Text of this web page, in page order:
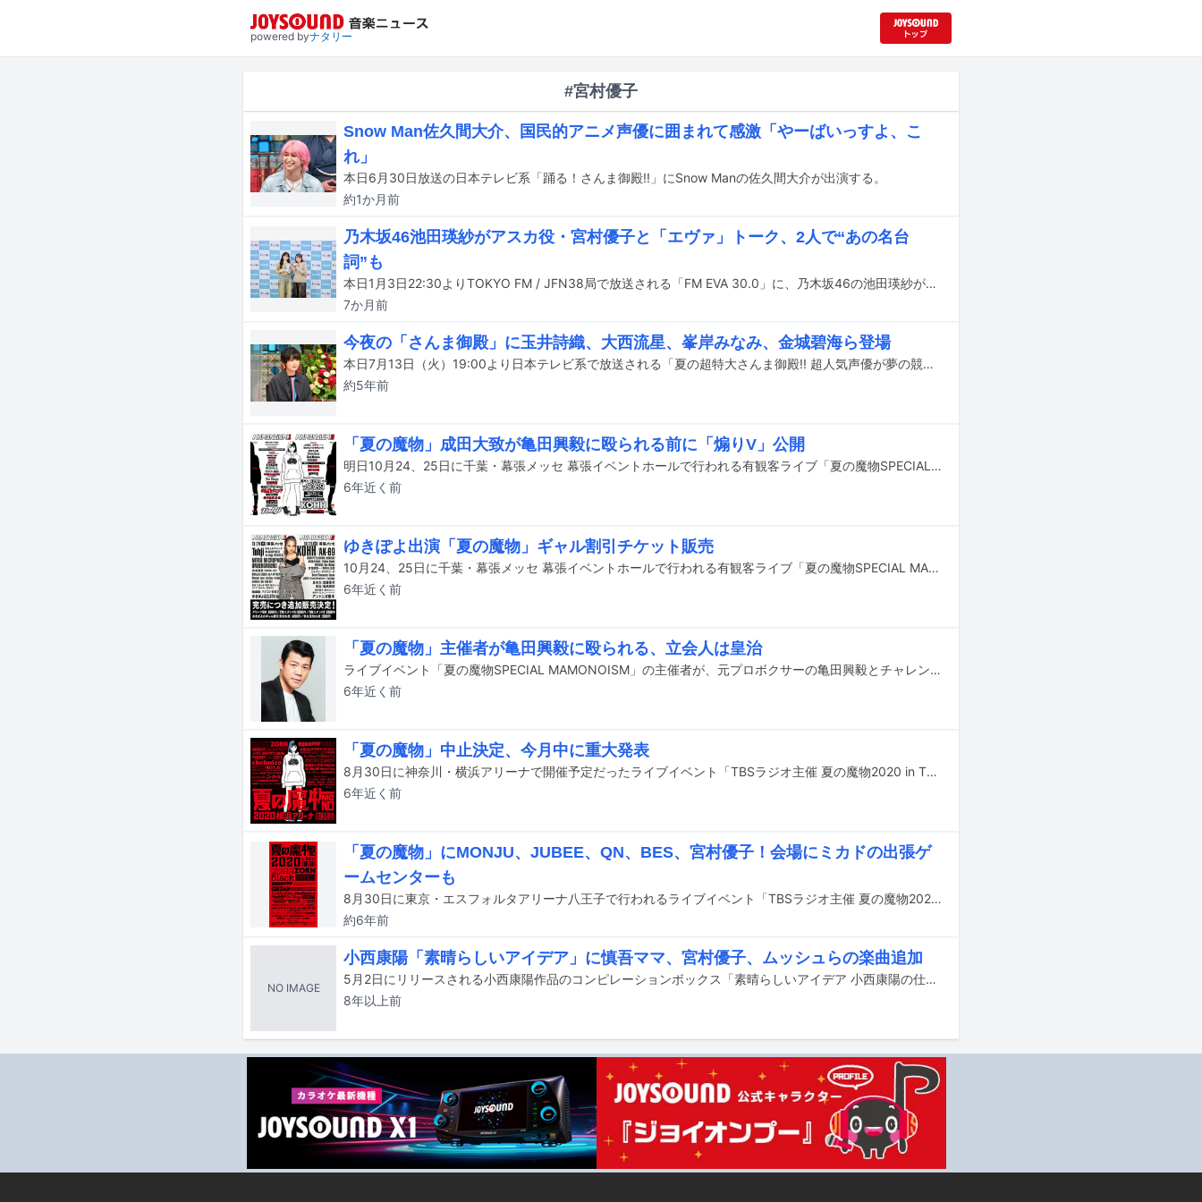
powered byナタリー
#宮村優子
Snow Man佐久間大介、国民的アニメ声優に囲まれて感激「やーばいっすよ、こ
れ」
本日6月30日放送の日本テレビ系「踊る！さんま御殿!!」にSnow Manの佐久間大介が出演する。
約1か月前
乃木坂46池田瑛紗がアスカ役・宮村優子と「エヴァ」トーク、2人で“あの名台
詞”も
本日1月3日22:30よりTOKYO FM / JFN38局で放送される「FM EVA 30.0」に、乃木坂46の池田瑛紗が出演する。
7か月前
今夜の「さんま御殿」に玉井詩織、大西流星、峯岸みなみ、金城碧海ら登場
本日7月13日（火）19:00より日本テレビ系で放送される「夏の超特大さんま御殿!! 超人気声優が夢の競演 毒舌軍団の怒り爆発祭」に、えなこ、大西流星（なにわ男子、関西ジャニーズJr.）、DAIGO、玉井詩織（ももいろクローバーZ）、王林（りんご娘）、金城碧海（JO1）、峯岸みなみらが出演する。
約5年前
「夏の魔物」成田大致が亀田興毅に殴られる前に「煽りV」公開
明日10月24、25日に千葉・幕張メッセ 幕張イベントホールで行われる有観客ライブ「夏の魔物SPECIAL MAMONOISM」のタイムテーブルが発表された。
6年近く 前
ゆきぽよ出演「夏の魔物」ギャル割引チケット販売
10月24、25日に千葉・幕張メッセ 幕張イベントホールで行われる有観客ライブ「夏の魔物SPECIAL MAMONOISM」のチケットの追加販売が決定した。
6年近く 前
「夏の魔物」主催者が亀田興毅に殴られる、立会人は皇治
ライブイベント「夏の魔物SPECIAL MAMONOISM」の主催者が、元プロボクサーの亀田興毅とチャレンジマッチを行うことが発表された。
6年近く 前
「夏の魔物」中止決定、今月中に重大発表
8月30日に神奈川・横浜アリーナで開催予定だったライブイベント「TBSラジオ主催 夏の魔物2020 in TOKYO」の中止が発表された。
6年近く 前
「夏の魔物」にMONJU、JUBEE、QN、BES、宮村優子！会場にミカドの出張ゲ
ームセンターも
8月30日に東京・エスフォルタアリーナ八王子で行われるライブイベント「TBSラジオ主催 夏の魔物2020 in TOKYO」の追加出演者が発表された。
約6年前
NO IMAGE
小西康陽「素晴らしいアイデア」に慎吾ママ、宮村優子、ムッシュらの楽曲追加
5月2日にリリースされる小西康陽作品のコンピレーションボックス「素晴らしいアイデア 小西康陽の仕事1986-2018」に収録される楽曲の一部が追加発表された。
8年以上前